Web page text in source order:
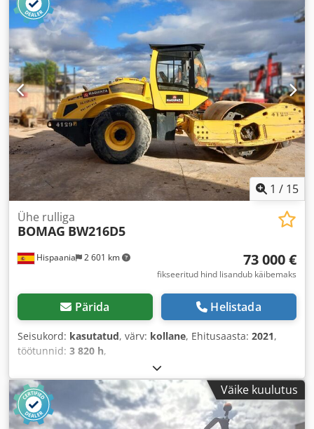
1 / 15
Hispaania 2 601 km
Ühe rulliga
BOMAG BW216D5
73 000 €
fikseeritud hind lisandub käibemaks
Pärida Helistada
Seisukord: kasutatud, värv: kollane, Ehitusaasta: 2021,
töötunnid: 3 820 h,
Väike kuulutus